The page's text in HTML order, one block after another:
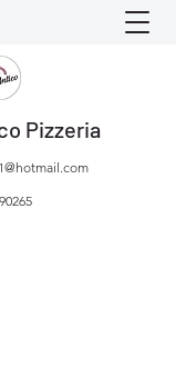
Pizzeria